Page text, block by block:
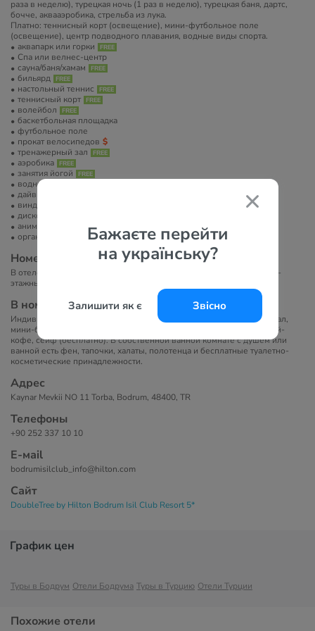
Бажаєте перейти
на українську?
Залишити як є Звісно
раза в неделю), турецкая ночь (1 раз в неделю), турецкая баня, дартс,
бочче, аквааэробика, стрельба из лука.
Платно: теннисный корт (освещение), мини-футбольное поле
(освещение), центр подводного плавания, водные виды спорта.
аквапарк или горки
Спа или велнес-центр
сауна/баня/хамам
бильярд
настольный теннис
теннисный корт
волейбол
баскетбольная площадка
футбольное поле
прокат велосипедов
тренажерный зал
аэробика
занятия йогой
водные развлечения
дайвинг
виндсерфинг
диско-клуб
анимация
организация экскурсий
Номера
В отеле 280 номеров. Состоит из основного 3-этажного здания и 2-
этажных бунгало.
В номерах
Индивидуальный кондиционер, спутниковое ТВ, музыкальный канал,
мини-бар, телефон, Wi-Fi (бесплатно), гладильная доска, набор чай-
кофе, сейф (бесплатно). В собственной ванной комнате с душем или
ванной есть фен, тапочки, халаты, полотенца и бесплатные туалетно-
косметические принадлежности.
Адрес
Kaynar Mevkii NO 11 Torba, Bodrum, 48400, TR
Телефоны
+90 252 337 10 10
Е-маil
bodrumisilclub_info@hilton.com
Сайт
DoubleTree by Hilton Bodrum Isil Club Resort 5*
График цен
Туры в Бодрум Отели Бодрума Туры в Турцию Отели Турции
Похожие отели